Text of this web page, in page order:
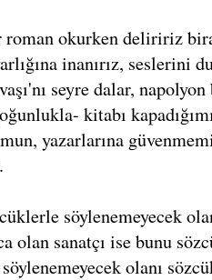
roman okurken deliririz
inanırız, seslerini
seyre dalar,
kitabı
yazarlarına
söylenemeyecek
olan sanatçı ise bunu
olanı